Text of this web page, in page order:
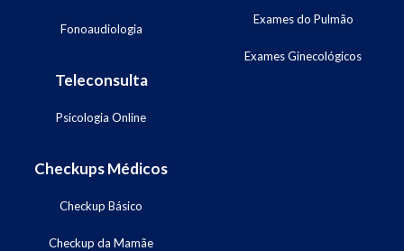
Fonoaudiologia
Teleconsulta
Psicologia Online
Exames do Pulmão
Exames Ginecológicos
Checkups Médicos
Checkup Básico
Checkup da Mamãe